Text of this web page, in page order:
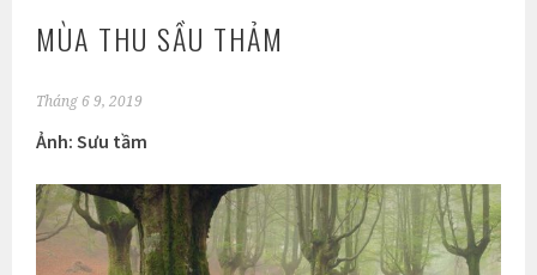
MÙA THU SẦU THẢM
Tháng 6 9, 2019
Ảnh: Sưu tầm